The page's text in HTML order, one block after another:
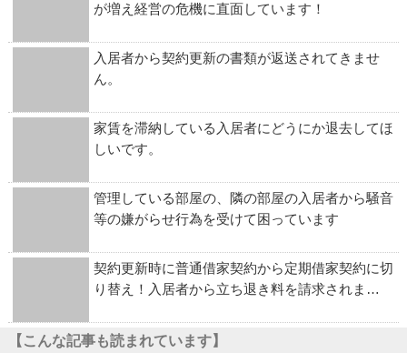
が増え経営の危機に直面しています！
入居者から契約更新の書類が返送されてきませ
ん。
家賃を滞納している入居者にどうにか退去してほ
しいです。
管理している部屋の、隣の部屋の入居者から騒音
等の嫌がらせ行為を受けて困っています
契約更新時に普通借家契約から定期借家契約に切
り替え！入居者から立ち退き料を請求されま…
【こんな記事も読まれています】